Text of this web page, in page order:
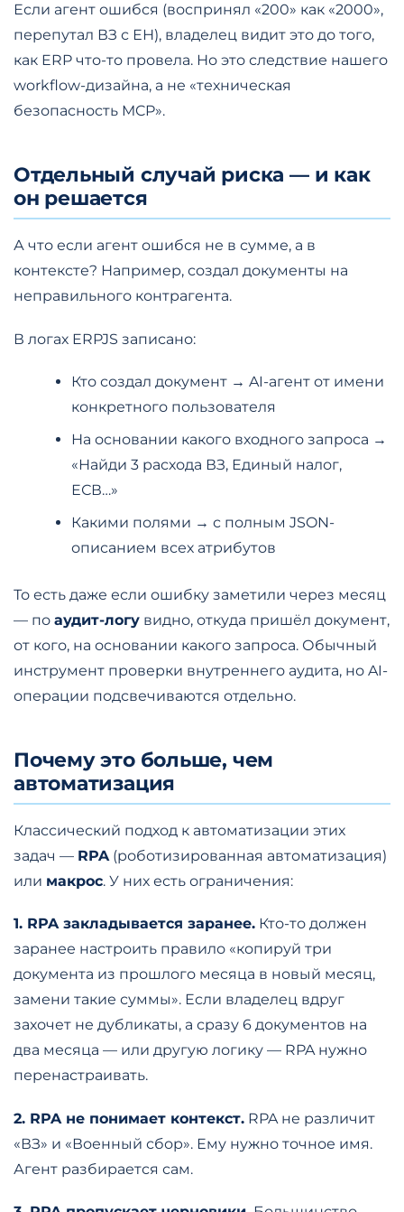
Если агент ошибся (воспринял «200» как «2000»,
перепутал ВЗ с ЕН), владелец видит это до того,
как ERP что-то провела. Но это следствие нашего
workflow-дизайна, а не «техническая
безопасность MCP».
Отдельный случай риска — и как
он решается
А что если агент ошибся не в сумме, а в
контексте? Например, создал документы на
неправильного контрагента.
В логах ERPJS записано:
Кто создал документ → AI-агент от имени
конкретного пользователя
На основании какого входного запроса →
«Найди 3 расхода ВЗ, Единый налог,
ЕСВ…»
Какими полями → с полным JSON-
описанием всех атрибутов
То есть даже если ошибку заметили через месяц
— по аудит-логу видно, откуда пришёл документ,
от кого, на основании какого запроса. Обычный
инструмент проверки внутреннего аудита, но AI-
операции подсвечиваются отдельно.
Почему это больше, чем
автоматизация
Классический подход к автоматизации этих
задач — RPA(роботизированная автоматизация)
или макрос. У них есть ограничения:
1. RPA закладывается заранее. Кто-то должен
заранее настроить правило «копируй три
документа из прошлого месяца в новый месяц,
замени такие суммы». Если владелец вдруг
захочет не дубликаты, а сразу 6 документов на
два месяца — или другую логику — RPA нужно
перенастраивать.
2. RPA не понимает контекст. RPA не различит
«ВЗ» и «Военный сбор». Ему нужно точное имя.
Агент разбирается сам.